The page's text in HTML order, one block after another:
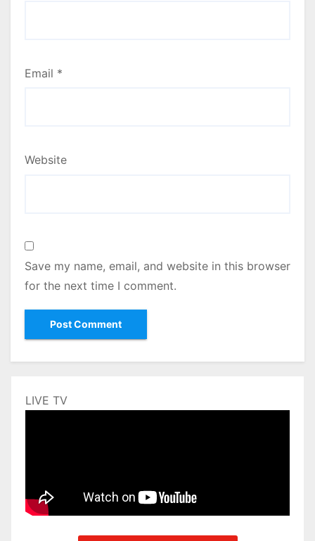
Email *
Website
Save my name, email, and website in this browser
for the next time I comment.
LIVE TV